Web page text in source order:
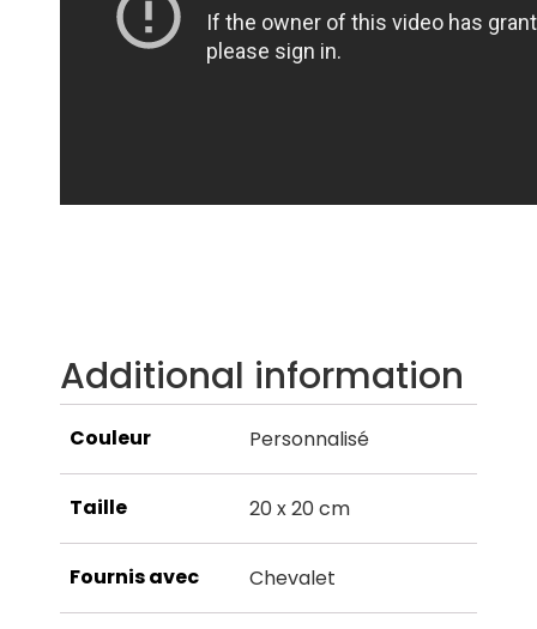
Additional information
Couleur Personnalisé
Taille 20 x 20 cm
Fournis avec Chevalet